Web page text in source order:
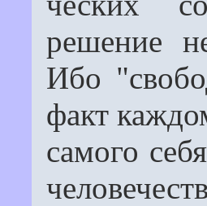
решение
Ибо
факт
самого